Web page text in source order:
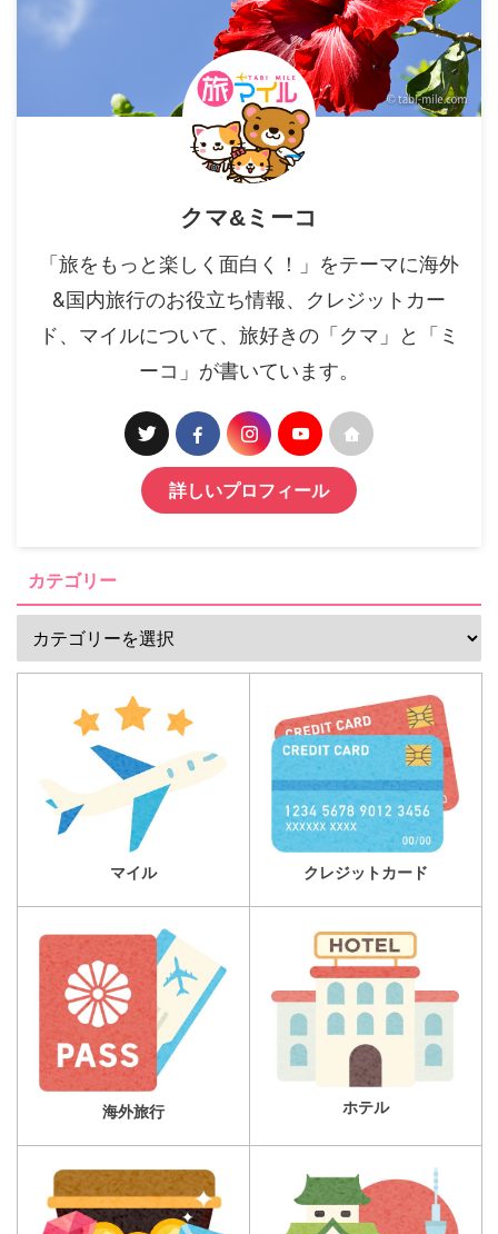
クマ&ミーコ
「旅をもっと楽しく面白く！」をテーマに海外
&国内旅行のお役立ち情報、クレジットカー
ド、マイルについて、旅好きの「クマ」と「ミ
ーコ」が書いています。
詳しいプロフィール
カテゴリー
マイル クレジットカード
海外旅行 ホテル